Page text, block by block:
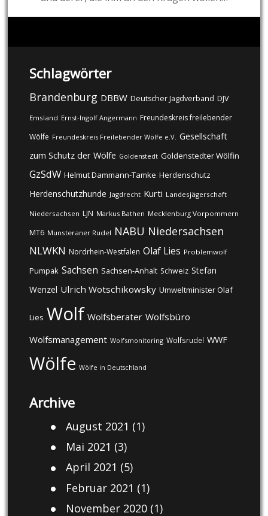
Schlagwörter
Brandenburg DBBW Deutscher Jagdverband DJV
Emsland Ernst-Ingolf Angermann Freundeskreis freilebender
Wölfe Freundeskreis Freilebender Wölfe e.V. Gesellschaft
zum Schutz der Wölfe Goldenstedt Goldenstedter Wölfin
GzSdW Helmut Dammann-Tamke Herdenschutz
Herdenschutzhunde Jagdrecht Kurti Landesjägerschaft
Niedersachsen LJN Markus Bathen Mecklenburg Vorpommern
MT6 Munsteraner Rudel NABU Niedersachsen
NLWKN Nordrhein-Westfalen Olaf Lies Problemwolf
Pumpak Sachsen Sachsen-Anhalt Schweiz Stefan
Wenzel Ulrich Wotschikowsky Umweltminister Olaf
Lies Wolf Wolfsberater Wolfsbüro
Wolfsmanagement Wolfsmonitoring Wolfsrudel WWF
Wölfe Wölfe in Deutschland
Archive
August 2021 (1)
Mai 2021 (3)
April 2021 (5)
Februar 2021 (1)
November 2020(1)